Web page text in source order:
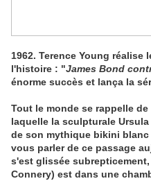
1962. Terence Young réalise
l'histoire : "James Bond
énorme succès et lança la
Tout le monde se rappelle
laquelle la sculpturale
de son mythique bikini
vous parler de ce passage
s'est glissée
Connery) est dans une